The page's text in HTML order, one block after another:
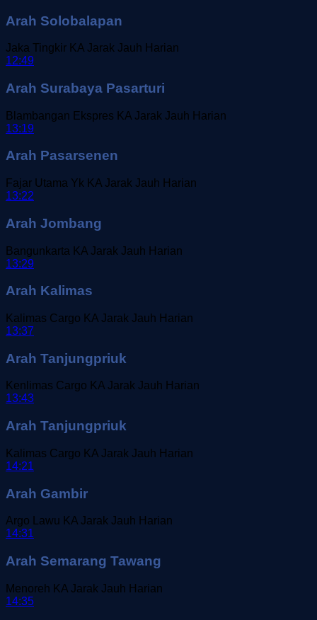
Arah Solobalapan
Jaka Tingkir KA Jarak Jauh Harian
12:49
Arah Surabaya Pasarturi
Blambangan Ekspres KA Jarak Jauh Harian
13:19
Arah Pasarsenen
Fajar Utama Yk KA Jarak Jauh Harian
13:22
Arah Jombang
Bangunkarta KA Jarak Jauh Harian
13:29
Arah Kalimas
Kalimas Cargo KA Jarak Jauh Harian
13:37
Arah Tanjungpriuk
Kenlimas Cargo KA Jarak Jauh Harian
13:43
Arah Tanjungpriuk
Kalimas Cargo KA Jarak Jauh Harian
14:21
Arah Gambir
Argo Lawu KA Jarak Jauh Harian
14:31
Arah Semarang Tawang
Menoreh KA Jarak Jauh Harian
14:35